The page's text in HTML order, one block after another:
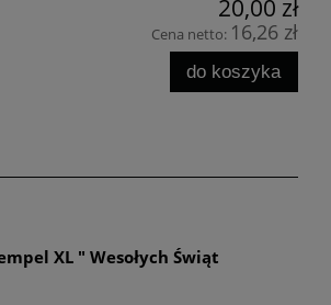
20,00 zł
Cena netto: 16,26 zł
do koszyka
XL " Wesołych Świąt